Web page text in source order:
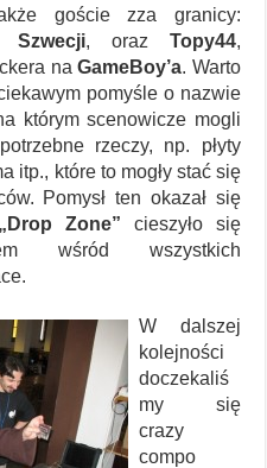
goście zza granicy:
Szwecji, oraz Topy44,
naGameBoy’a. Warto
pomyśle o nazwie
którym scenowicze mogli
rzeczy, np. płyty
itp., które to mogły stać się
Pomysł ten okazał się
„Drop Zone” cieszyło się
wśród wszystkich
W dalszej
kolejności
doczekaliś
my się
crazy
compo